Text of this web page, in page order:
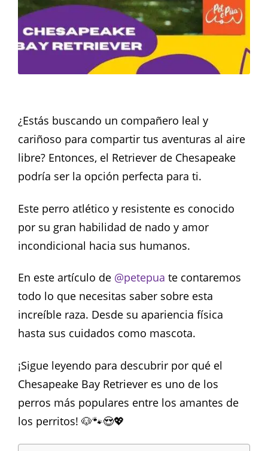
¿Estás buscando un compañero leal y
cariñoso para compartir tus aventuras al aire
libre? Entonces, el Retriever de Chesapeake
podría ser la opción perfecta para ti.
Este perro atlético y resistente es conocido
por su gran habilidad de nado y amor
incondicional hacia sus humanos.
En este artículo de @petepua te contaremos
todo lo que necesitas saber sobre esta
increíble raza. Desde su apariencia física
hasta sus cuidados como mascota.
¡Sigue leyendo para descubrir por qué el
Chesapeake Bay Retriever es uno de los
perros más populares entre los amantes de
los perritos! 🐶🐾😍💖